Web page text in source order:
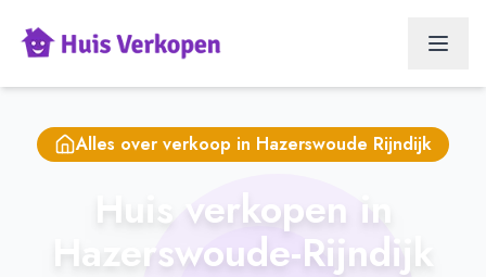
Alles over verkoop in Hazerswoude Rijndijk
Huis verkopen in
Hazerswoude-Rijndijk